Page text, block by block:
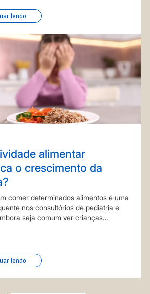
lendo
alimentar
o crescimento da
comer determinados alimentos é uma
nos consultórios de pediatria e
seja comum ver crianças
lendo